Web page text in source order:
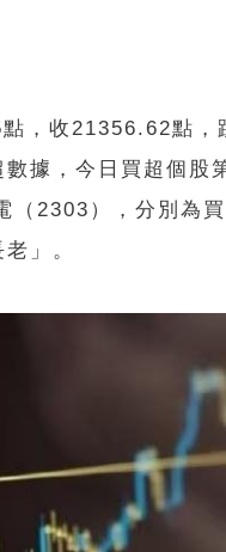
，收21356.62點
據，今日買超個股
（2303），分別為
」。